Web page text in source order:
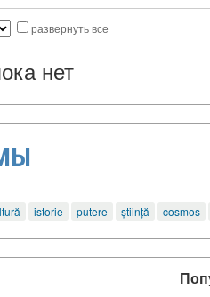
развернуть все
нет
istorie putere știință cosmos